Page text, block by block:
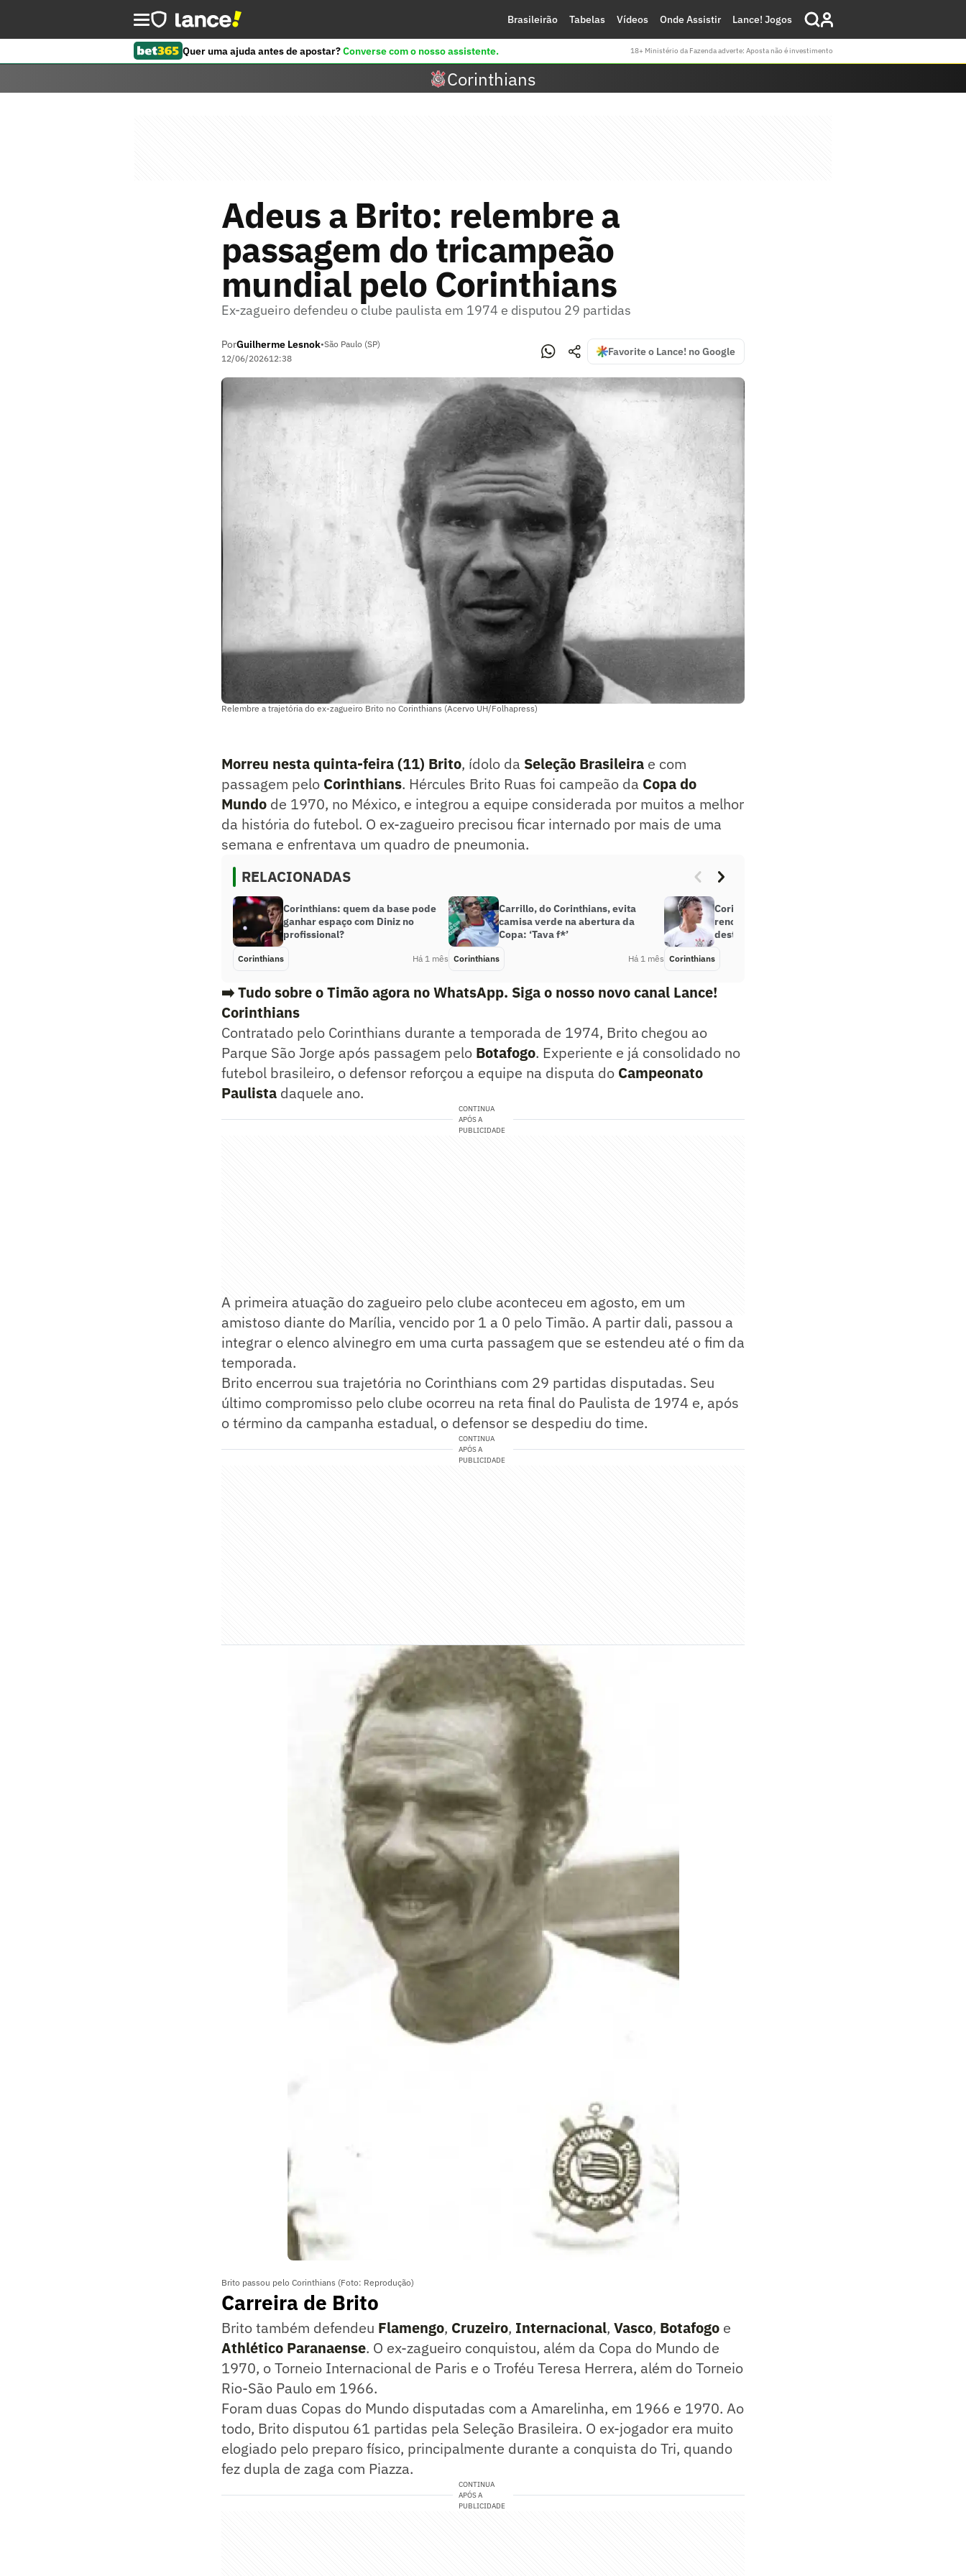
Brasileirão Tabelas Vídeos Onde Assistir Lance! Jogos
Quer uma ajuda antes de apostar?Converse com o nosso assistente. 18+ Ministério da Fazenda adverte: Aposta não é investimento
Corinthians
Adeus a Brito: relembre a
passagem do tricampeão
mundial pelo Corinthians
Ex-zagueiro defendeu o clube paulista em 1974 e disputou 29 partidas
PorGuilherme Lesnok•São Paulo (SP)
12/06/202612:38
Favorite o Lance! no Google
Relembre a trajetória do ex-zagueiro Brito no Corinthians (Acervo UH/Folhapress)
Morreu nesta quinta-feira (11) Brito, ídolo da Seleção Brasileira e com
passagem pelo Corinthians. Hércules Brito Ruas foi campeão da Copa do
Mundo de 1970, no México, e integrou a equipe considerada por muitos a melhor
da história do futebol. O ex-zagueiro precisou ficar internado por mais de uma
semana e enfrentava um quadro de pneumonia.
RELACIONADAS
Corinthians: quem da base pode
ganhar espaço com Diniz no
profissional?
Corinthians Há 1 mês
Carrillo, do Corinthians, evita
camisa verde na abertura da
Copa: ‘Tava f*’
Corinthians Há 1 mês
Corinthians acelera tratativas para
renovar com Gui Amorim,
destaque da base
Corinthians
➡️ Tudo sobre o Timão agora no WhatsApp. Siga o nosso novo canal Lance!
Corinthians
Contratado pelo Corinthians durante a temporada de 1974, Brito chegou ao
Parque São Jorge após passagem pelo Botafogo. Experiente e já consolidado no
futebol brasileiro, o defensor reforçou a equipe na disputa do Campeonato
Paulista daquele ano.
CONTINUA
APÓS A
PUBLICIDADE
A primeira atuação do zagueiro pelo clube aconteceu em agosto, em um
amistoso diante do Marília, vencido por 1 a 0 pelo Timão. A partir dali, passou a
integrar o elenco alvinegro em uma curta passagem que se estendeu até o fim da
temporada.
Brito encerrou sua trajetória no Corinthians com 29 partidas disputadas. Seu
último compromisso pelo clube ocorreu na reta final do Paulista de 1974 e, após
o término da campanha estadual, o defensor se despediu do time.
CONTINUA
APÓS A
PUBLICIDADE
Brito passou pelo Corinthians (Foto: Reprodução)
Carreira de Brito
Brito também defendeu Flamengo, Cruzeiro, Internacional, Vasco, Botafogo e
Athlético Paranaense. O ex-zagueiro conquistou, além da Copa do Mundo de
1970, o Torneio Internacional de Paris e o Troféu Teresa Herrera, além do Torneio
Rio-São Paulo em 1966.
Foram duas Copas do Mundo disputadas com a Amarelinha, em 1966 e 1970. Ao
todo, Brito disputou 61 partidas pela Seleção Brasileira. O ex-jogador era muito
elogiado pelo preparo físico, principalmente durante a conquista do Tri, quando
fez dupla de zaga com Piazza.
CONTINUA
APÓS A
PUBLICIDADE